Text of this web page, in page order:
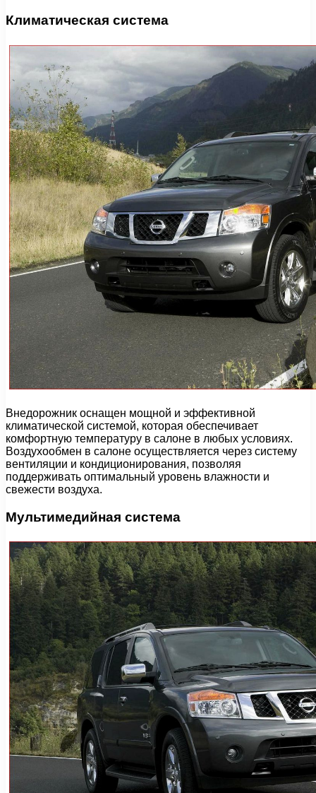
Климатическая система
Внедорожник оснащен мощной и эффективной
климатической системой, которая обеспечивает
комфортную температуру в салоне в любых условиях.
Воздухообмен в салоне осуществляется через систему
вентиляции и кондиционирования, позволяя
поддерживать оптимальный уровень влажности и
свежести воздуха.
Мультимедийная система